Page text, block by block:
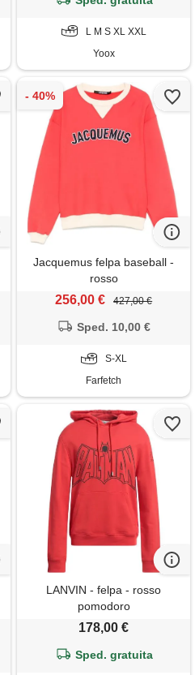
L M S XL XXL
Yoox
Jacquemus felpa baseball -
rosso
256,00 € 427,00 €
Sped. 10,00 €
S-XL
Farfetch
LANVIN - felpa - rosso
pomodoro
178,00 €
Sped. gratuita